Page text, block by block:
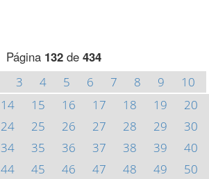
Página 132de 434
3 4 5 6 7 8 9
10
14 15 16 17 18 19
20
24 25 26 27 28 29
30
34 35 36 37 38 39
40
44 45 46 47 48 49
50